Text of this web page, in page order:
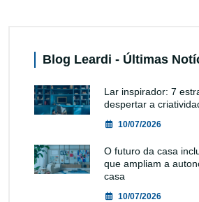
Blog Leardi - Últimas
Lar inspirador: 7
despertar a
10/07/2026
O futuro da casa
que ampliam a
casa
10/07/2026